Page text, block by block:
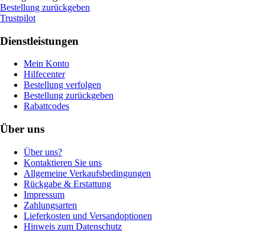
Bestellung zurückgeben
Trustpilot
Dienstleistungen
Mein Konto
Hilfecenter
Bestellung verfolgen
Bestellung zurückgeben
Rabattcodes
Über uns
Über uns?
Kontaktieren Sie uns
Allgemeine Verkaufsbedingungen
Rückgabe & Erstattung
Impressum
Zahlungsarten
Lieferkosten und Versandoptionen
Hinweis zum Datenschutz